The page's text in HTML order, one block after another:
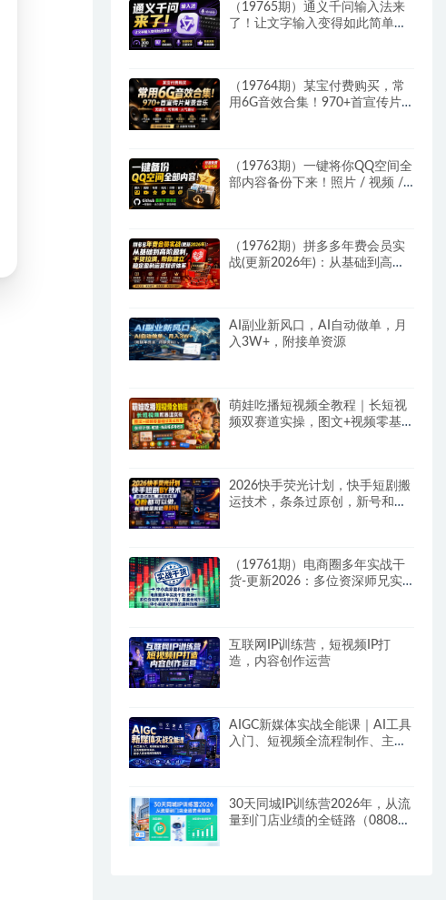
（19765期）通义千问输入法来
了！让文字输入变得如此简单，
（19764期）某宝付费购买，常
用6G音效合集！970+首宣传片
（19763期）一键将你QQ空间全
部内容备份下来！照片 / 视频 /
（19762期）拼多多年费会员实
战(更新2026年)：从基础到高阶
AI副业新风口，AI自动做单，月
入3W+，附接单资源
萌娃吃播短视频全教程｜长短视
频双赛道实操，图文+视频零基
2026快手荧光计划，快手短剧搬
运技术，条条过原创，新号和老
（19761期）电商圈多年实战干
货-更新2026：多位资深师兄实
互联网IP训练营，短视频IP打
造，内容创作运营
AIGC新媒体实战全能课｜AI工具
入门、短视频全流程制作、主流
30天同城IP训练营2026年，从流
量到门店业绩的全链路（0808更